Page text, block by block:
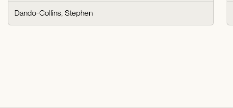
Dando-Collins, Stephen